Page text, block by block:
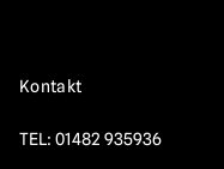
Kontakt
TEL: 01482 935936